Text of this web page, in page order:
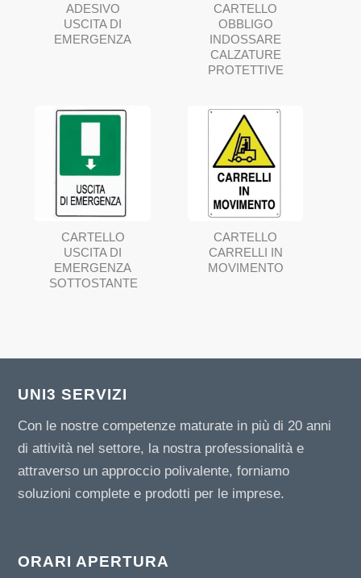
ADESIVO
USCITA DI
EMERGENZA
CARTELLO
OBBLIGO
INDOSSARE
CALZATURE
PROTETTIVE
CARTELLO
USCITA DI
EMERGENZA
SOTTOSTANTE
CARTELLO
CARRELLI IN
MOVIMENTO
UNI3 SERVIZI
Con le nostre competenze maturate in più di 20 anni
di attività nel settore, la nostra professionalità e
attraverso un approccio polivalente, forniamo
soluzioni complete e prodotti per le imprese.
ORARI APERTURA